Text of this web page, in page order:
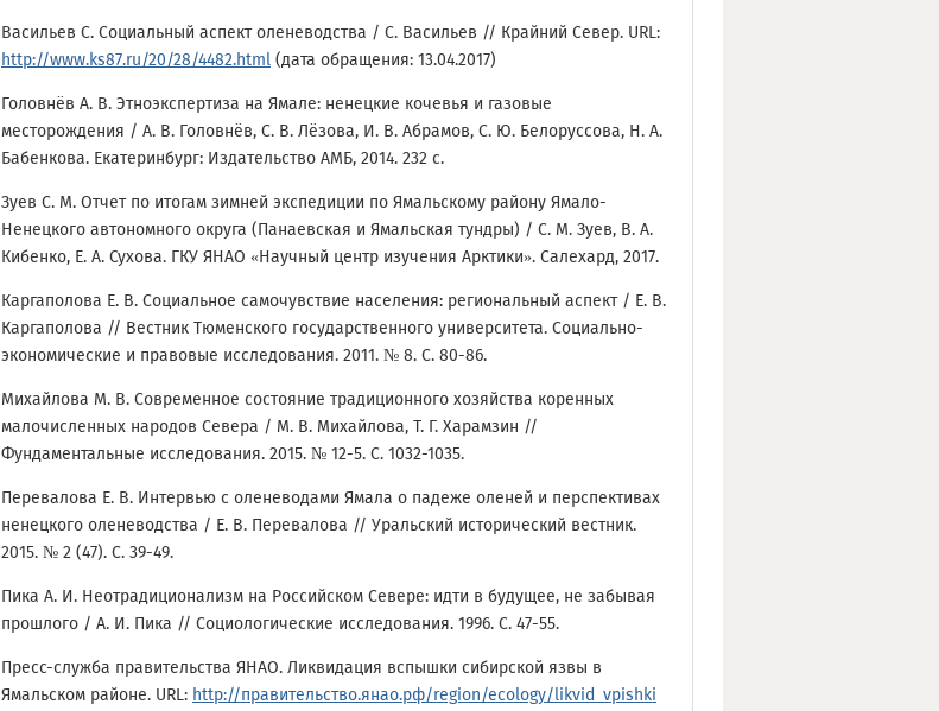
Васильев С. Социальный аспект оленеводства / С. Васильев // Крайний Север. URL:
http://www.ks87.ru/20/28/4482.html (дата обращения: 13.04.2017)
Головнёв А. В. Этноэкспертиза на Ямале: ненецкие кочевья и газовые
месторождения / А. В. Головнёв, С. В. Лёзова, И. В. Абрамов, С. Ю. Белоруссова, Н. А.
Бабенкова. Екатеринбург: Издательство АМБ, 2014. 232 с.
Зуев С. М. Отчет по итогам зимней экспедиции по Ямальскому району Ямало-
Ненецкого автономного округа (Панаевская и Ямальская тундры) / С. М. Зуев, В. А.
Кибенко, Е. А. Сухова. ГКУ ЯНАО «Научный центр изучения Арктики». Салехард, 2017.
Каргаполова Е. В. Социальное самочувствие населения: региональный аспект / Е. В.
Каргаполова // Вестник Тюменского государственного университета. Социально-
экономические и правовые исследования. 2011. № 8. С. 80-86.
Михайлова М. В. Современное состояние традиционного хозяйства коренных
малочисленных народов Севера / М. В. Михайлова, Т. Г. Харамзин //
Фундаментальные исследования. 2015. № 12-5. С. 1032-1035.
Перевалова Е. В. Интервью с оленеводами Ямала о падеже оленей и перспективах
ненецкого оленеводства / Е. В. Перевалова // Уральский исторический вестник.
2015. № 2 (47). С. 39-49.
Пика А. И. Неотрадиционализм на Российском Севере: идти в будущее, не забывая
прошлого / А. И. Пика // Социологические исследования. 1996. С. 47-55.
Пресс-служба правительства ЯНАО. Ликвидация вспышки сибирской язвы в
Ямальском районе. URL: http://правительство.янао.рф/region/ecology/likvid_vpishki